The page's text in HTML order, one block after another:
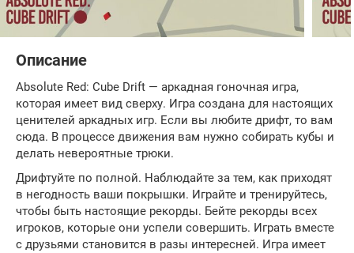
Описание
Absolute Red: Cube Drift — аркадная гоночная игра,
которая имеет вид сверху. Игра создана для настоящих
ценителей аркадных игр. Если вы любите дрифт, то вам
сюда. В процессе движения вам нужно собирать кубы и
делать невероятные трюки.
Дрифтуйте по полной. Наблюдайте за тем, как приходят
в негодность ваши покрышки. Играйте и тренируйтесь,
чтобы быть настоящие рекорды. Бейте рекорды всех
игроков, которые они успели совершить. Играть вместе
с друзьями становится в разы интересней. Игра имеет